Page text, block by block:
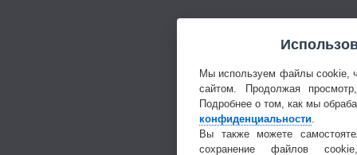
Мы используем файлы cookie,
сайтом. Продолжая
Подробнее о том, как мы
конфиденциальности
Вы также можете
сохранение файлов